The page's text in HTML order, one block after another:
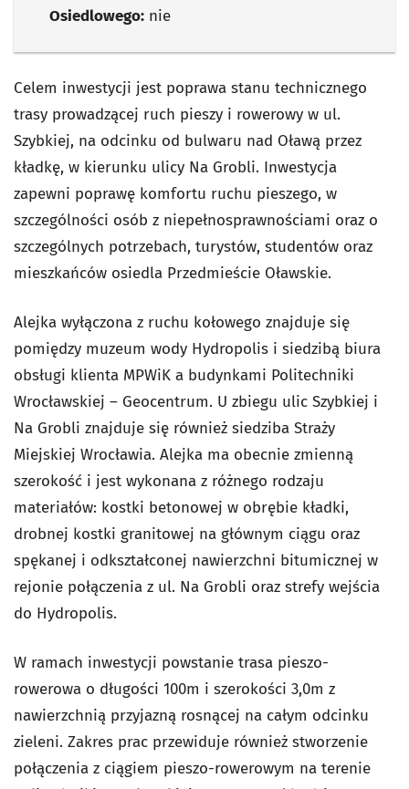
Osiedlowego: nie
Celem inwestycji jest poprawa stanu technicznego
trasy prowadzącej ruch pieszy i rowerowy w ul.
Szybkiej, na odcinku od bulwaru nad Oławą przez
kładkę, w kierunku ulicy Na Grobli. Inwestycja
zapewni poprawę komfortu ruchu pieszego, w
szczególności osób z niepełnosprawnościami oraz o
szczególnych potrzebach, turystów, studentów oraz
mieszkańców osiedla Przedmieście Oławskie.
Alejka wyłączona z ruchu kołowego znajduje się
pomiędzy muzeum wody Hydropolis i siedzibą biura
obsługi klienta MPWiK a budynkami Politechniki
Wrocławskiej – Geocentrum. U zbiegu ulic Szybkiej i
Na Grobli znajduje się również siedziba Straży
Miejskiej Wrocławia. Alejka ma obecnie zmienną
szerokość i jest wykonana z różnego rodzaju
materiałów: kostki betonowej w obrębie kładki,
drobnej kostki granitowej na głównym ciągu oraz
spękanej i odkształconej nawierzchni bitumicznej w
rejonie połączenia z ul. Na Grobli oraz strefy wejścia
do Hydropolis.
W ramach inwestycji powstanie trasa pieszo-
rowerowa o długości 100m i szerokości 3,0m z
nawierzchnią przyjazną rosnącej na całym odcinku
zieleni. Zakres prac przewiduje również stworzenie
połączenia z ciągiem pieszo-rowerowym na terenie